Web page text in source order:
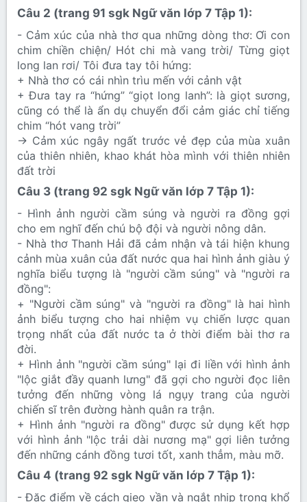
Câu 2 (trang 91 sgk Ngữ văn lớp 7 Tập 1):​
- Cảm xúc của nhà thơ qua những dòng thơ: Ơi con
chim chiền chiện/ Hót chi mà vang trời/ Từng giọt
long lan rơi/ Tôi đưa tay tôi hứng:
+ Nhà thơ có cái nhìn trìu mến với cảnh vật
+ Đưa tay ra “hứng” “giọt long lanh”: là giọt sương,
cũng có thể là ẩn dụ chuyển đổi cảm giác chỉ tiếng
chim “hót vang trời”
→ Cảm xúc ngây ngất trước vẻ đẹp của mùa xuân
của thiên nhiên, khao khát hòa mình với thiên nhiên
đất trời
Câu 3 (trang 92 sgk Ngữ văn lớp 7 Tập 1):​
- Hình ảnh người cầm súng và người ra đồng gợi
cho em nghĩ đến chú bộ đội và người nông dân.
- Nhà thơ Thanh Hải đã cảm nhận và tái hiện khung
cảnh mùa xuân của đất nước qua hai hình ảnh giàu ý
nghĩa biểu tượng là "người cầm súng" và "người ra
đồng":
+ "Người cầm súng" và "người ra đồng" là hai hình
ảnh biểu tượng cho hai nhiệm vụ chiến lược quan
trọng nhất của đất nước ta ở thời điểm bài thơ ra
đời.
+ Hình ảnh "người cầm súng" lại đi liền với hình ảnh
"lộc giắt đầy quanh lưng" đã gợi cho người đọc liên
tưởng đến những vòng lá ngụy trang của người
chiến sĩ trên đường hành quân ra trận.
+ Hình ảnh "người ra đồng" được sử dụng kết hợp
với hình ảnh "lộc trải dài nương mạ" gợi liên tưởng
đến những cánh đồng tươi tốt, xanh thẳm, màu mỡ.
Câu 4 (trang 92 sgk Ngữ văn lớp 7 Tập 1):​
- Đặc điểm về cách gieo vần và ngắt nhịp trong khổ